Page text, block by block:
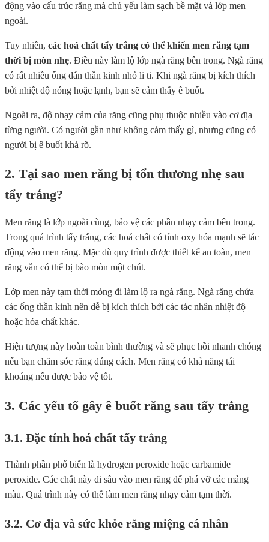
động vào cấu trúc răng mà chủ yếu làm sạch bề mặt và lớp men
ngoài.
Tuy nhiên, các hoá chất tẩy trắng có thể khiến men răng tạm
thời bị mòn nhẹ. Điều này làm lộ lớp ngà răng bên trong. Ngà răng
có rất nhiều ống dẫn thần kinh nhỏ li ti. Khi ngà răng bị kích thích
bởi nhiệt độ nóng hoặc lạnh, bạn sẽ cảm thấy ê buốt.
Ngoài ra, độ nhạy cảm của răng cũng phụ thuộc nhiều vào cơ địa
từng người. Có người gần như không cảm thấy gì, nhưng cũng có
người bị ê buốt khá rõ.
2. Tại sao men răng bị tổn thương nhẹ sau
tẩy trắng?
Men răng là lớp ngoài cùng, bảo vệ các phần nhạy cảm bên trong.
Trong quá trình tẩy trắng, các hoá chất có tính oxy hóa mạnh sẽ tác
động vào men răng. Mặc dù quy trình được thiết kế an toàn, men
răng vẫn có thể bị bào mòn một chút.
Lớp men này tạm thời mỏng đi làm lộ ra ngà răng. Ngà răng chứa
các ống thần kinh nên dễ bị kích thích bởi các tác nhân nhiệt độ
hoặc hóa chất khác.
Hiện tượng này hoàn toàn bình thường và sẽ phục hồi nhanh chóng
nếu bạn chăm sóc răng đúng cách. Men răng có khả năng tái
khoáng nếu được bảo vệ tốt.
3. Các yếu tố gây ê buốt răng sau tẩy trắng
3.1. Đặc tính hoá chất tẩy trắng
Thành phần phổ biến là hydrogen peroxide hoặc carbamide
peroxide. Các chất này đi sâu vào men răng để phá vỡ các mảng
màu. Quá trình này có thể làm men răng nhạy cảm tạm thời.
3.2. Cơ địa và sức khỏe răng miệng cá nhân